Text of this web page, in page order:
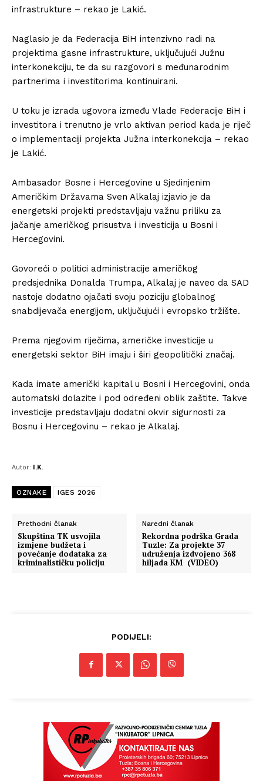
Info
O nama
Kontakt
Impressum
infrastrukture – rekao je Lakić.
Naglasio je da Federacija BiH intenzivno radi na
projektima gasne infrastrukture, uključujući Južnu
interkonekciju, te da su razgovori s međunarodnim
partnerima i investitorima kontinuirani.
U toku je izrada ugovora između Vlade Federacije BiH i
investitora i trenutno je vrlo aktivan period kada je riječ
o implementaciji projekta Južna interkonekcija – rekao
je Lakić.
Ambasador Bosne i Hercegovine u Sjedinjenim
Američkim Državama Sven Alkalaj izjavio je da
energetski projekti predstavljaju važnu priliku za
jačanje američkog prisustva i investicija u Bosni i
Hercegovini.
Govoreći o politici administracije američkog
predsjednika Donalda Trumpa, Alkalaj je naveo da SAD
nastoje dodatno ojačati svoju poziciju globalnog
snabdijevača energijom, uključujući i evropsko tržište.
Prema njegovim riječima, američke investicije u
energetski sektor BiH imaju i širi geopolitički značaj.
Kada imate američki kapital u Bosni i Hercegovini, onda
automatski dolazite i pod određeni oblik zaštite. Takve
investicije predstavljaju dodatni okvir sigurnosti za
Bosnu i Hercegovinu – rekao je Alkalaj.
Autor: I.K.
OZNAKE IGES 2026
Prethodni članak
Skupština TK usvojila
izmjene budžeta i
povećanje dodataka za
kriminalističku policiju
Naredni članak
Rekordna podrška Grada
Tuzle: Za projekte 37
udruženja izdvojeno 368
hiljada KM (VIDEO)
PODIJELI: